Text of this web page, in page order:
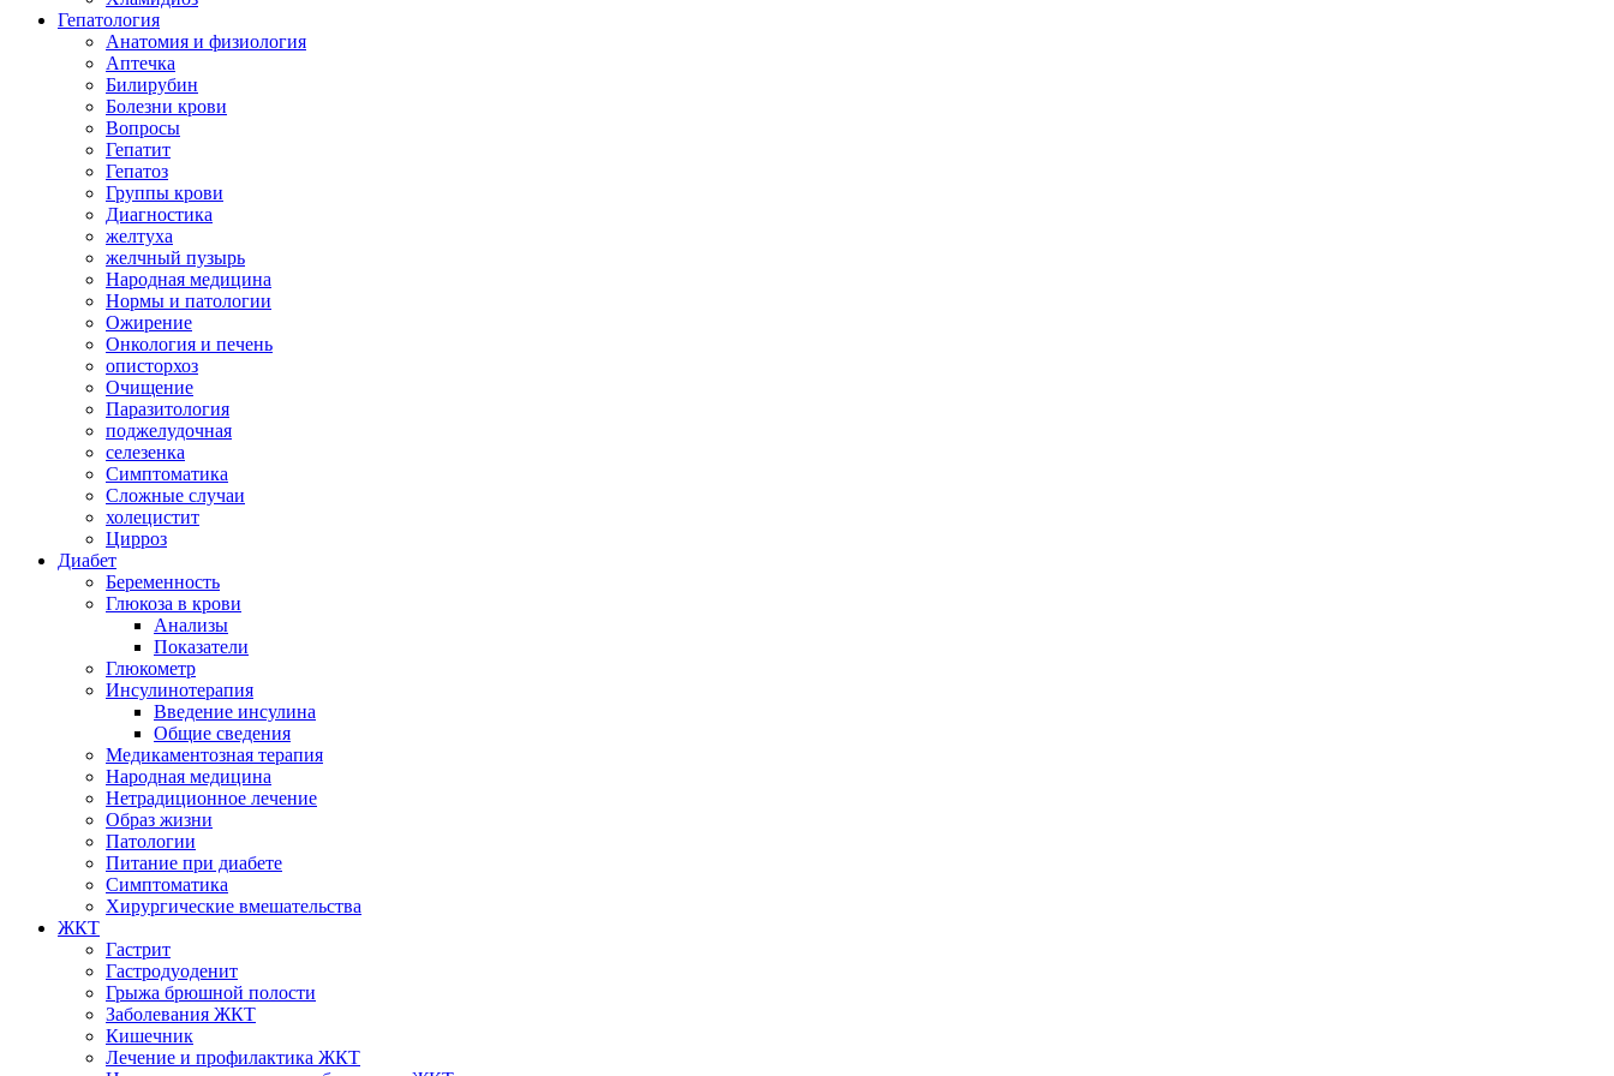
Гепатология
Анатомия и физиология
Аптечка
Билирубин
Болезни крови
Вопросы
Гепатит
Гепатоз
Группы крови
Диагностика
желтуха
желчный пузырь
Народная медицина
Нормы и патологии
Ожирение
Онкология и печень
описторхоз
Очищение
Паразитология
поджелудочная
селезенка
Симптоматика
Сложные случаи
холецистит
Цирроз
Диабет
Беременность
Глюкоза в крови
Анализы
Показатели
Глюкометр
Инсулинотерапия
Введение инсулина
Общие сведения
Медикаментозная терапия
Народная медицина
Нетрадиционное лечение
Образ жизни
Патологии
Питание при диабете
Симптоматика
Хирургические вмешательства
ЖКТ
Гастрит
Гастродуоденит
Грыжа брюшной полости
Заболевания ЖКТ
Кишечник
Лечение и профилактика ЖКТ